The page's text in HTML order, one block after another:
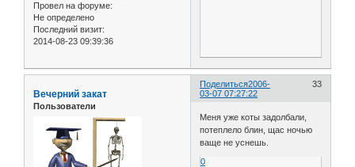
Провел на форуме:
Не определено
Последний визит:
2014-08-23 09:39:36
Поделиться 33
2006-
03-07 07:27:22
Вечерний закат
Пользователи
Меня уже коты задолбали,
потеплело блин, щас ночью
ваще не уснешь.
0